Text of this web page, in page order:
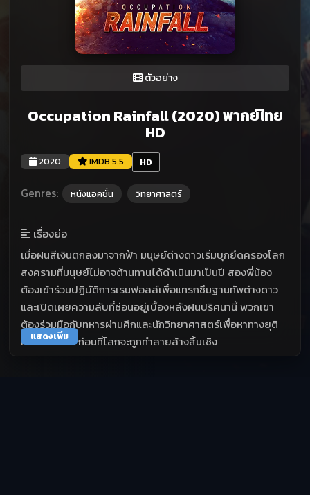
ตัวอย่าง
Occupation Rainfall (2020) พากย์ไทย
HD
2020 IMDB 5.5 HD
Genres: หนังแอคชั่น วิทยาศาสตร์
เรื่องย่อ
เมื่อฝนสีเงินตกลงมาจากฟ้า มนุษย์ต่างดาวเริ่มบุกยึดครองโลก
สงครามที่มนุษย์ไม่อาจต้านทานได้ดำเนินมาเป็นปี สองพี่น้อง
ต้องเข้าร่วมปฏิบัติการเรนฟอลล์เพื่อแทรกซึมฐานทัพต่างดาว
และเปิดเผยความลับที่ซ่อนอยู่เบื้องหลังฝนปริศนานี้ พวกเขา
ต้องร่วมมือกับทหารผ่านศึกและนักวิทยาศาสตร์เพื่อหาทางยุติ
การยึดครอง ก่อนที่โลกจะถูกทำลายล้างสิ้นเชิง
แสดงเพิ่ม